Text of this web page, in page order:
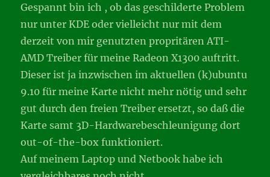
Gespannt bin ich , ob das geschilderte Problem
nur unter KDE oder vielleicht nur mit dem
derzeit von mir genutzten propritären ATI-
AMD Treiber für meine Radeon X1300 auftritt.
Dieser ist ja inzwischen im aktuellen (k)ubuntu
9.10 für meine Karte nicht mehr nötig und sehr
gut durch den freien Treiber ersetzt, so daß die
Karte samt 3D-Hardwarebeschleunigung dort
out-of-the-box funktioniert.
Auf meinem Laptop und Netbook habe ich